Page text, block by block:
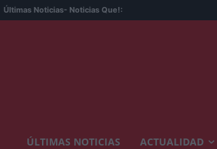
Últimas Noticias- Noticias Que!:
ÚLTIMAS NOTICIAS ACTUALIDAD